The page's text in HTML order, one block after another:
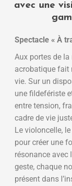
avec une
Spectacle « À
Aux portes de la
acrobatique fait
vie. Sur un
une fildefériste
entre tension,
cadre de vie
Le violoncelle,
pour créer une
résonance avec
geste, chaque
présent dans